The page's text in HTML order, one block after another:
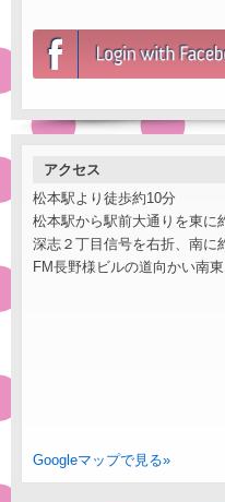
アクセス
松本駅より徒歩約10分
松本駅から駅前大通りを東に
深志２丁目信号を右折、南に
FM長野様ビルの道向かい南東
Googleマップで見る»